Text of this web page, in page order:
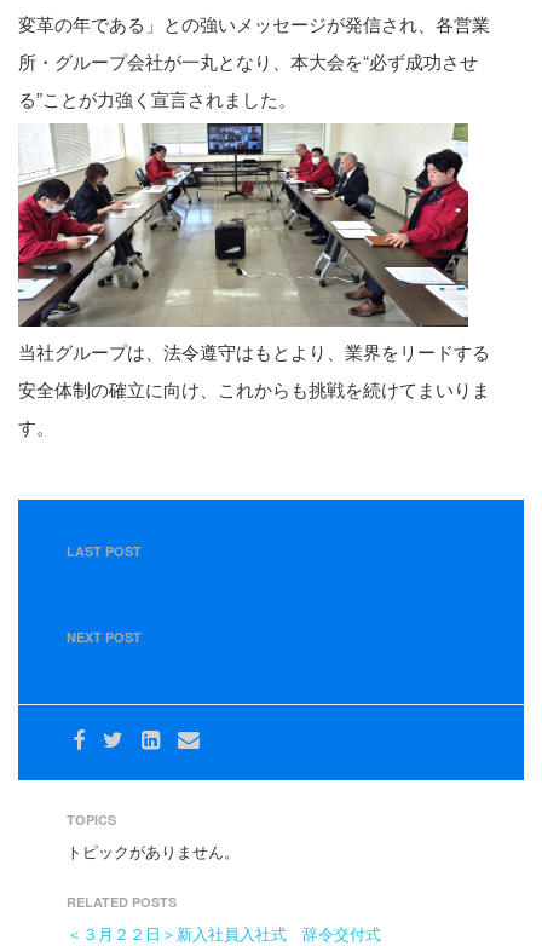
変革の年である」との強いメッセージが発信され、各営業
所・グループ会社が一丸となり、本大会を“必ず成功させ
る”ことが力強く宣言されました。
当社グループは、法令遵守はもとより、業界をリードする
安全体制の確立に向け、これからも挑戦を続けてまいりま
す。
LAST POST
NEXT POST
TOPICS
トピックがありません。
RELATED POSTS
＜３月２２日＞新入社員入社式 辞令交付式